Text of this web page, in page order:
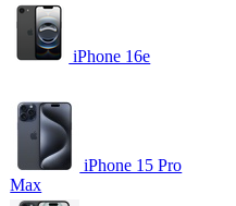
iPhone 16e
iPhone 15 Pro
Max